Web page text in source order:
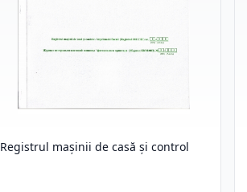
Registrul mașinii de casă și control